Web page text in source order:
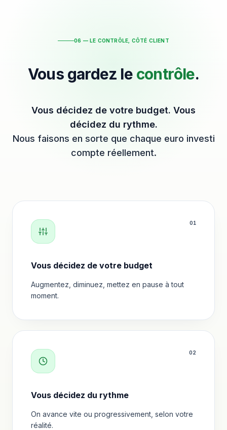
06 — LE CONTRÔLE, CÔTÉ CLIENT
Vous gardez le contrôle.
Vous décidez de votre budget. Vous
décidez du rythme.
Nous faisons en sorte que chaque euro investi
compte réellement.
01
Vous décidez de votre budget
Augmentez, diminuez, mettez en pause à tout
moment.
02
Vous décidez du rythme
On avance vite ou progressivement, selon votre
réalité.